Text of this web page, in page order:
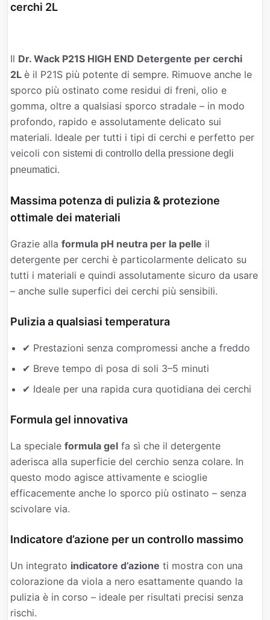
cerchi 2L
Il Dr. Wack P21S HIGH END Detergente per cerchi
2L è il P21S più potente di sempre. Rimuove anche le
sporco più ostinato come residui di freni, olio e
gomma, oltre a qualsiasi sporco stradale – in modo
profondo, rapido e assolutamente delicato sui
materiali. Ideale per tutti i tipi di cerchi e perfetto per
veicoli con sistemi di controllo della pressione degli
pneumatici.
Massima potenza di pulizia & protezione
ottimale dei materiali
Grazie alla formula pH neutra per la pelle il
detergente per cerchi è particolarmente delicato su
tutti i materiali e quindi assolutamente sicuro da usare
– anche sulle superfici dei cerchi più sensibili.
Pulizia a qualsiasi temperatura
✔ Prestazioni senza compromessi anche a freddo
✔ Breve tempo di posa di soli 3–5 minuti
✔ Ideale per una rapida cura quotidiana dei cerchi
Formula gel innovativa
La speciale formula gel fa sì che il detergente
aderisca alla superficie del cerchio senza colare. In
questo modo agisce attivamente e scioglie
efficacemente anche lo sporco più ostinato – senza
scivolare via.
Indicatore d’azione per un controllo massimo
Un integrato indicatore d’azione ti mostra con una
colorazione da viola a nero esattamente quando la
pulizia è in corso – ideale per risultati precisi senza
rischi.